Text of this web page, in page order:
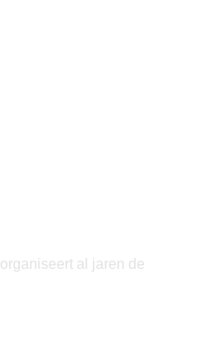
organiseert al jaren de